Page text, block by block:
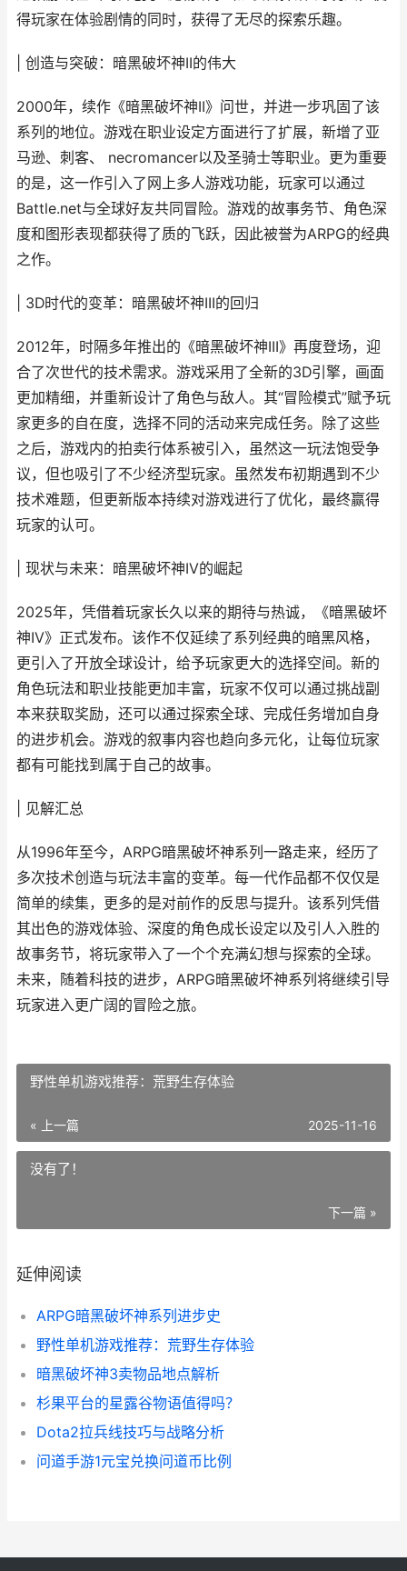
得玩家在体验剧情的同时，获得了无尽的探索乐趣。
| 创造与突破：暗黑破坏神II的伟大
2000年，续作《暗黑破坏神II》问世，并进一步巩固了该
系列的地位。游戏在职业设定方面进行了扩展，新增了亚
马逊、刺客、 necromancer以及圣骑士等职业。更为重要
的是，这一作引入了网上多人游戏功能，玩家可以通过
Battle.net与全球好友共同冒险。游戏的故事务节、角色深
度和图形表现都获得了质的飞跃，因此被誉为ARPG的经典
之作。
| 3D时代的变革：暗黑破坏神III的回归
2012年，时隔多年推出的《暗黑破坏神III》再度登场，迎
合了次世代的技术需求。游戏采用了全新的3D引擎，画面
更加精细，并重新设计了角色与敌人。其“冒险模式”赋予玩
家更多的自在度，选择不同的活动来完成任务。除了这些
之后，游戏内的拍卖行体系被引入，虽然这一玩法饱受争
议，但也吸引了不少经济型玩家。虽然发布初期遇到不少
技术难题，但更新版本持续对游戏进行了优化，最终赢得
玩家的认可。
| 现状与未来：暗黑破坏神IV的崛起
2025年，凭借着玩家长久以来的期待与热诚，《暗黑破坏
神IV》正式发布。该作不仅延续了系列经典的暗黑风格，
更引入了开放全球设计，给予玩家更大的选择空间。新的
角色玩法和职业技能更加丰富，玩家不仅可以通过挑战副
本来获取奖励，还可以通过探索全球、完成任务增加自身
的进步机会。游戏的叙事内容也趋向多元化，让每位玩家
都有可能找到属于自己的故事。
| 见解汇总
从1996年至今，ARPG暗黑破坏神系列一路走来，经历了
多次技术创造与玩法丰富的变革。每一代作品都不仅仅是
简单的续集，更多的是对前作的反思与提升。该系列凭借
其出色的游戏体验、深度的角色成长设定以及引人入胜的
故事务节，将玩家带入了一个个充满幻想与探索的全球。
未来，随着科技的进步，ARPG暗黑破坏神系列将继续引导
玩家进入更广阔的冒险之旅。
野性单机游戏推荐：荒野生存体验
« 上一篇 2025-11-16
没有了！
下一篇 »
延伸阅读
ARPG暗黑破坏神系列进步史
野性单机游戏推荐：荒野生存体验
暗黑破坏神3卖物品地点解析
杉果平台的星露谷物语值得吗？
Dota2拉兵线技巧与战略分析
问道手游1元宝兑换问道币比例